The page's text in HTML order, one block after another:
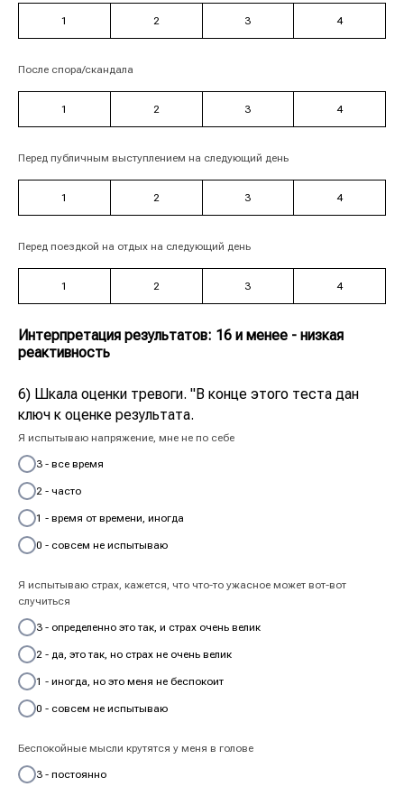
1 2 3 4
После спора/скандала
1 2 3 4
Перед публичным выступлением на следующий день
1 2 3 4
Перед поездкой на отдых на следующий день
1 2 3 4
Интерпретация результатов: 16 и менее - низкая
реактивность
6) Шкала оценки тревоги. "В конце этого теста дан
ключ к оценке результата.
Я испытываю напряжение, мне не по себе
3 - все время
2 - часто
1 - время от времени, иногда
0 - совсем не испытываю
Я испытываю страх, кажется, что что-то ужасное может вот-вот
случиться
3 - определенно это так, и страх очень велик
2 - да, это так, но страх не очень велик
1 - иногда, но это меня не беспокоит
0 - совсем не испытываю
Беспокойные мысли крутятся у меня в голове
3 - постоянно